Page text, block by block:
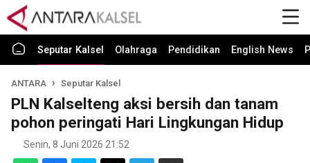
Seputar Kalsel Olahraga Pendidikan English News
ANTARA Seputar Kalsel
PLN Kalselteng aksi bersih dan tanam
pohon peringati Hari Lingkungan Hidup
Senin, 8 Juni 2026 21:52